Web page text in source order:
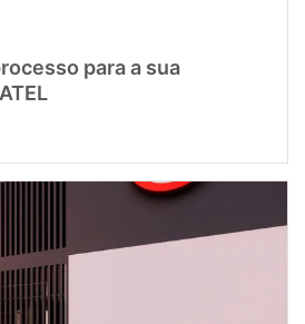
para a sua